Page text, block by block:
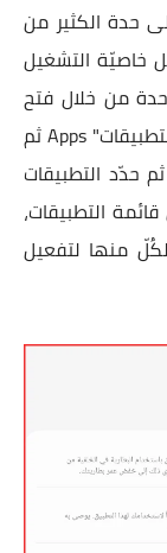
حدة الكثير من
خاصيّة التشغيل
من خلال فتح
"الإعدادات" Settings ثم التوجه إلى قسم "التطبيقات" Apps ثم
اضغط على "تشغيل تلقائيّ" Auto launch ثم حدّد التطبيقات
التطبيقات،
منها لتفعيل